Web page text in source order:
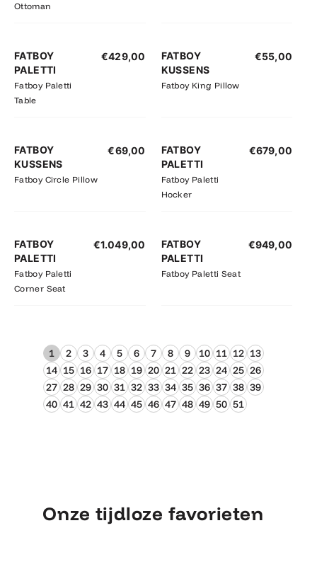
Ottoman
FATBOY
PALETTI
Fatboy Paletti
Table
€429,00
FATBOY
KUSSENS
Fatboy King Pillow
€55,00
FATBOY
KUSSENS
Fatboy Circle Pillow
€69,00
FATBOY
PALETTI
Fatboy Paletti
Hocker
€679,00
FATBOY
PALETTI
Fatboy Paletti
Corner Seat
€1.049,00
FATBOY
PALETTI
Fatboy Paletti Seat
€949,00
1 2 3 4 5 6 7 8 9 10 11 12 13
14 15 16 17 18 19 20 21 22 23 24 25 26
27 28 29 30 31 32 33 34 35 36 37 38 39
40 41 42 43 44 45 46 47 48 49 50 51
Onze tijdloze favorieten